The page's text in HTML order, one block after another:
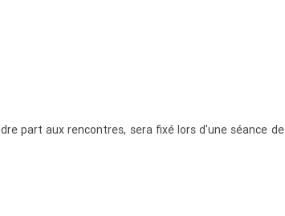
part aux rencontres, sera fixé lors d'une séance de